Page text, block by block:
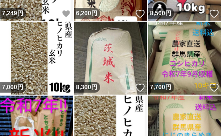
7,249円 いいね！
6,200円 いいね！
8,500円
7,000円 いいね！
8,300円 いいね！
7,700円